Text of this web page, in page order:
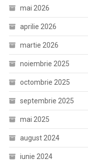
mai 2026
aprilie 2026
martie 2026
noiembrie 2025
octombrie 2025
septembrie 2025
mai 2025
august 2024
iunie 2024